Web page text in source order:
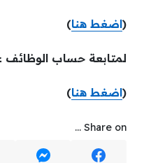
(اضغط هنا)
لمتابعة حساب الوظائف
(اضغط هنا)
Share on ...